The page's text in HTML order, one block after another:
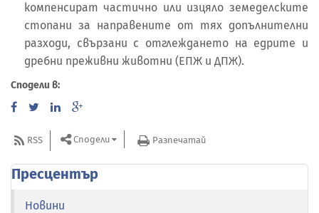
компенсират частично или изцяло земеделските
стопани за направените от тях допълнителни
разходи, свързани с отглеждането на едрите и
дребни преживни животни (ЕПЖ и ДПЖ).
Сподели в:
RSS Сподели Разпечатай
Пресцентър
Новини